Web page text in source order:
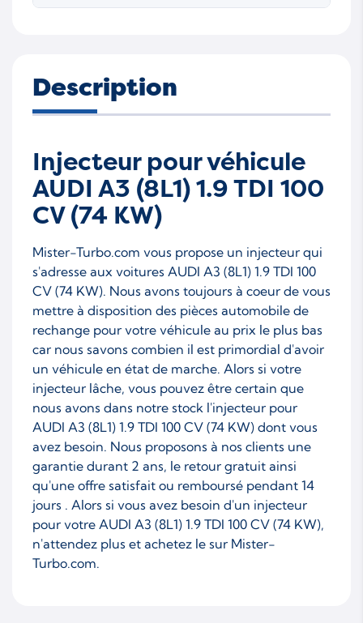
Description
Injecteur pour véhicule
AUDI A3 (8L1) 1.9 TDI 100
CV (74 KW)
Mister-Turbo.com vous propose un injecteur qui
s'adresse aux voitures AUDI A3 (8L1) 1.9 TDI 100
CV (74 KW). Nous avons toujours à coeur de vous
mettre à disposition des pièces automobile de
rechange pour votre véhicule au prix le plus bas
car nous savons combien il est primordial d'avoir
un véhicule en état de marche. Alors si votre
injecteur lâche, vous pouvez être certain que
nous avons dans notre stock l'injecteur pour
AUDI A3 (8L1) 1.9 TDI 100 CV (74 KW) dont vous
avez besoin. Nous proposons à nos clients une
garantie durant 2 ans, le retour gratuit ainsi
qu'une offre satisfait ou remboursé pendant 14
jours . Alors si vous avez besoin d'un injecteur
pour votre AUDI A3 (8L1) 1.9 TDI 100 CV (74 KW),
n'attendez plus et achetez le sur Mister-
Turbo.com.